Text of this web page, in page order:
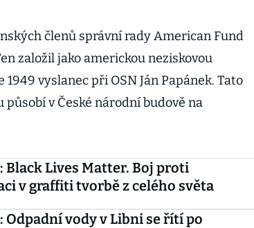
členů správní rady American Fund
založil jako americkou neziskovou
vyslanec při OSN Ján Papánek. Tato
v České národní budově na
Black Lives Matter. Boj proti
v graffiti tvorbě z celého světa
Odpadní vody v Libni se řítí po